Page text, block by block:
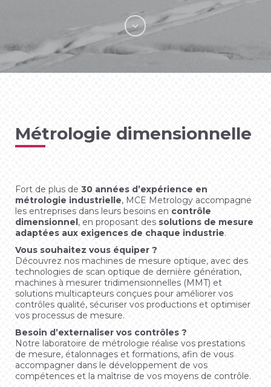
Métrologie dimensionnelle
Fort de plus de30 années d’expérience en
métrologie industrielle, MCE Metrology accompagne
les entreprises dans leurs besoins encontrôle
dimensionnel, en proposant dessolutions de mesure
adaptées aux exigences de chaque industrie.
Vous souhaitez vous équiper ?
Découvrez nos machines de mesure optique, avec des
technologies de scan optique de dernière génération,
machines à mesurer tridimensionnelles (MMT) et
solutions multicapteurs conçues pour améliorer vos
contrôles qualité, sécuriser vos productions et optimiser
vos processus de mesure.
Besoin d’externaliser vos contrôles ?
Notre laboratoire de métrologie réalise vos prestations
de mesure, étalonnages et formations, afin de vous
accompagner dans le développement de vos
compétences et la maîtrise de vos moyens de contrôle.